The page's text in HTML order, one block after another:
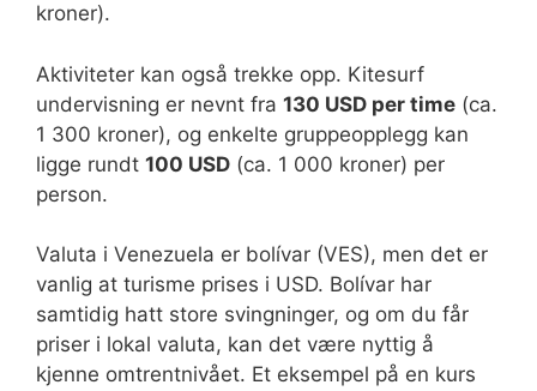
kroner).
Aktiviteter kan også trekke opp. Kitesurf
undervisning er nevnt fra 130 USD per time (ca.
1 300 kroner), og enkelte gruppeopplegg kan
ligge rundt 100 USD (ca. 1 000 kroner) per
person.
Valuta i Venezuela er bolívar (VES), men det er
vanlig at turisme prises i USD. Bolívar har
samtidig hatt store svingninger, og om du får
priser i lokal valuta, kan det være nyttig å
kjenne omtrentnivået. Et eksempel på en kurs